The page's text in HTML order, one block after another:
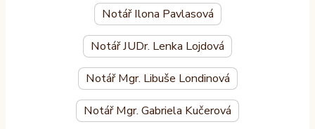
Notář Ilona Pavlasová
Notář JUDr. Lenka Lojdová
Notář Mgr. Libuše Londinová
Notář Mgr. Gabriela Kučerová